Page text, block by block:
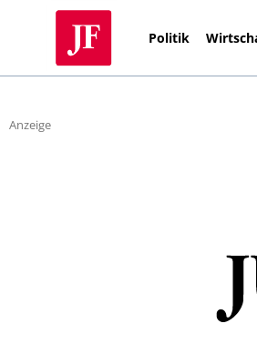
Politik
Anzeige